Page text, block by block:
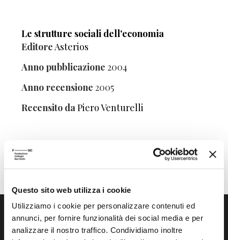
Questo sito web utilizza i cookie
Utilizziamo i cookie per personalizzare contenuti ed
annunci, per fornire funzionalità dei social media e per
analizzare il nostro traffico. Condividiamo inoltre
Le strutture sociali dell'economia
EditoreAsterios
Anno pubblicazione 2004
Anno recensione 2005
Recensito daPiero Venturelli